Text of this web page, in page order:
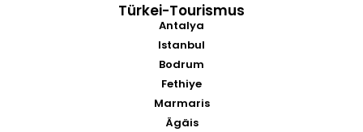
Türkei-Tourismus
Antalya
Istanbul
Bodrum
Fethiye
Marmaris
Ägäis